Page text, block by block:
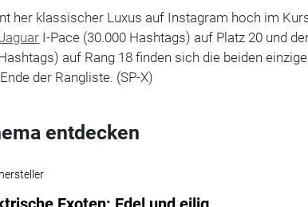
her klassischer Luxus auf Instagram hoch im
I-Pace (30.000 Hashtags) auf Platz 20 und
auf Rang 18 finden sich die beiden
der Rangliste. (SP-X)
entdecken